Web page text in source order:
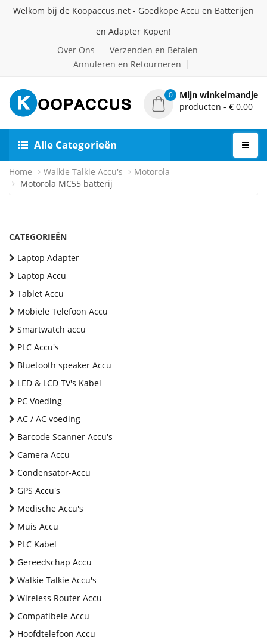
Welkom bij de Koopaccus.net - Goedkope Accu en Batterijen
en Adapter Kopen!
Over Ons
Verzenden en Betalen
Annuleren en Retourneren
0
Mijn winkelmandje
producten - € 0.00
Alle Categorieën
Home Walkie Talkie Accu's
Motorola
Motorola MC55 batterij
CATEGORIEËN
Laptop Adapter
Laptop Accu
Tablet Accu
Mobiele Telefoon Accu
Smartwatch accu
PLC Accu's
Bluetooth speaker Accu
LED & LCD TV's Kabel
PC Voeding
AC / AC voeding
Barcode Scanner Accu's
Camera Accu
Condensator-Accu
GPS Accu's
Medische Accu's
Muis Accu
PLC Kabel
Gereedschap Accu
Walkie Talkie Accu's
Wireless Router Accu
Compatibele Accu
Hoofdtelefoon Accu